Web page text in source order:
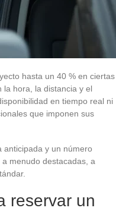
hasta un 40 % en ciertas
la hora, la distancia y el
en tiempo real ni
que imponen sus
anticipada y un número
menudo destacadas, a
reservar un